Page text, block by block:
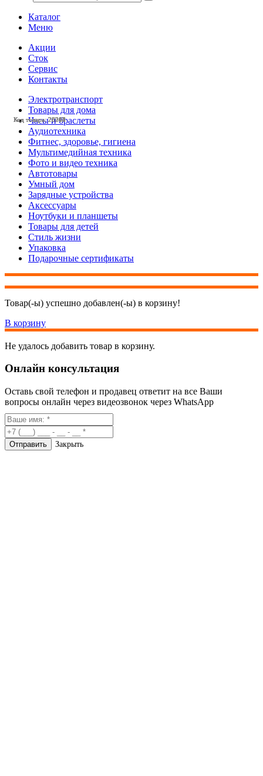
Код товара: 28208
Код товара: 28042
Код товара: 28211
Код товара: 28205
Код товара: 28204
Код товара: 28203
Каталог
Меню
Акции
Сток
Сервис
Контакты
Электротранспорт
Товары для дома
Часы и браслеты
Аудиотехника
Фитнес, здоровье, гигиена
Мультимедийная техника
Фото и видео техника
Автотовары
Умный дом
Зарядные устройства
Аксессуары
Ноутбуки и планшеты
Товары для детей
Стиль жизни
Упаковка
Подарочные сертификаты
Товар(-ы) успешно добавлен(-ы) в корзину!
В корзину
Не удалось добавить товар в корзину.
Онлайн консультация
Оставь свой телефон и продавец ответит на все Ваши
вопросы онлайн через видеозвонок через WhatsApp
Закрыть